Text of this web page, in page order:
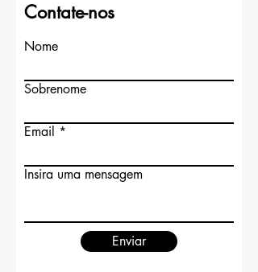
Contate-nos
Nome
Sobrenome
Email
Insira uma mensagem
Enviar